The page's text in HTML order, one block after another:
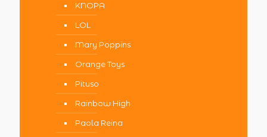
KNOPA
LOL
Mary Poppins
Orange Toys
Pituso
Rainbow High
Paola Reina